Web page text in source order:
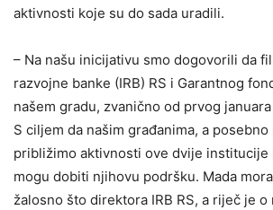
aktivnosti koje su do sada uradili.
– Na našu inicijativu smo dogovorili da
razvojne banke (IRB) RS i Garantnog
našem gradu, zvanično od prvog
S ciljem da našim građanima, a
približimo aktivnosti ove dvije institucije
mogu dobiti njihovu podršku. Mada
žalosno što direktora IRB RS, a riječ je o